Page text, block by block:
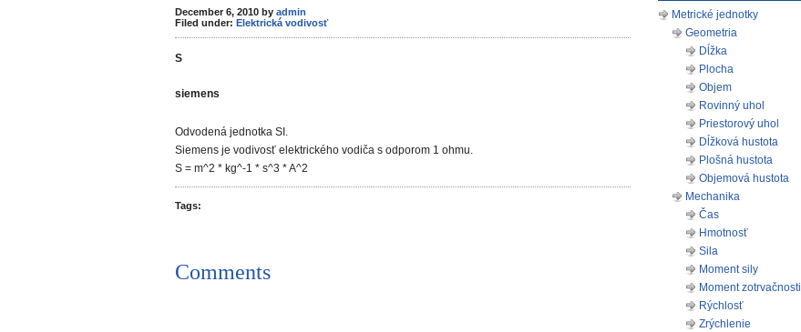
December 6, 2010 by admin
Filed under: Elektrická vodivosť
S
siemens
Odvodená jednotka SI.
Siemens je vodivosť elektrického vodiča s odporom 1 ohmu.
S = m^2 * kg^-1 * s^3 * A^2
Tags:
Comments
Metrické jednotky
Geometria
Dĺžka
Plocha
Objem
Rovinný uhol
Priestorový uhol
Dĺžková hustota
Plošná hustota
Objemová hustota
Mechanika
Čas
Hmotnosť
Sila
Moment sily
Moment zotrvačnosti
Rýchlosť
Zrýchlenie